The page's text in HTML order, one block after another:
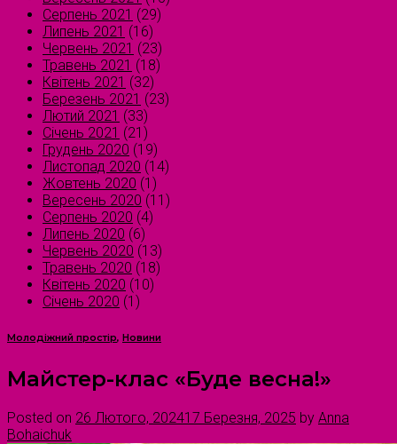
Серпень 2021 (29)
Липень 2021 (16)
Червень 2021 (23)
Травень 2021 (18)
Квітень 2021 (32)
Березень 2021 (23)
Лютий 2021 (33)
Січень 2021 (21)
Грудень 2020 (19)
Листопад 2020 (14)
Жовтень 2020 (1)
Вересень 2020 (11)
Серпень 2020 (4)
Липень 2020 (6)
Червень 2020 (13)
Травень 2020 (18)
Квітень 2020 (10)
Січень 2020 (1)
Молодіжний простір, Новини
Майстер-клас «Буде весна!»
Posted on 26 Лютого, 202417 Березня, 2025 by Anna
Bohaichuk